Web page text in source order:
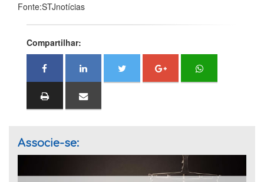
Fonte:STJnotícias
Compartilhar:
Associe-se: